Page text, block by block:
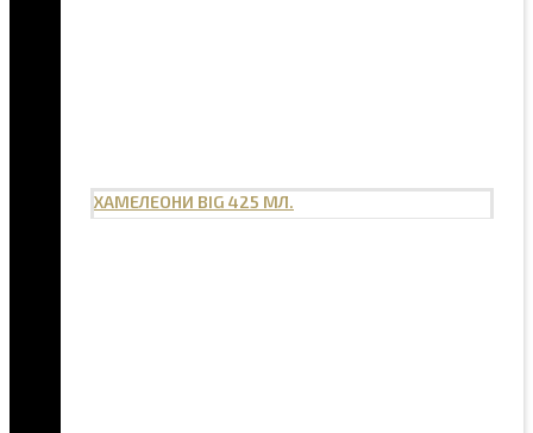
ХАМЕЛЕОНИ BIG 425 МЛ.